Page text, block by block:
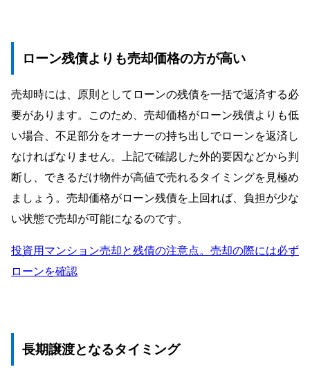
ローン残債よりも売却価格の方が高い
売却時には、原則としてローンの残債を一括で返済する必
要があります。このため、売却価格がローン残債よりも低
い場合、不足部分をオーナーの持ち出しでローンを返済し
なければなりません。上記で確認した外的要因などから判
断し、できるだけ物件が高値で売れるタイミングを見極め
ましょう。売却価格がローン残債を上回れば、負担が少な
い状態で売却が可能になるのです。
投資用マンション売却と残債の注意点。売却の際には必ず
ローンを確認
長期譲渡となるタイミング